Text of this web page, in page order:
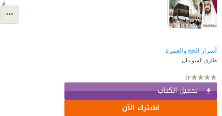
أسرار الحج والعمرة
طارق السويدان
تحميل الكتاب
اشترك الآن